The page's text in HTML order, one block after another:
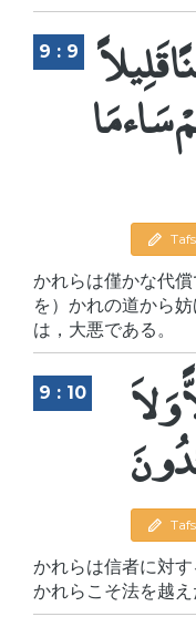
9 : 9 قَلِيلاً
مَا
かれらは僅かな代
を）かれの道から
は，大悪である。
9 : 10 وَلاَ
かれらは信者に対す
かれらこそ法を越え